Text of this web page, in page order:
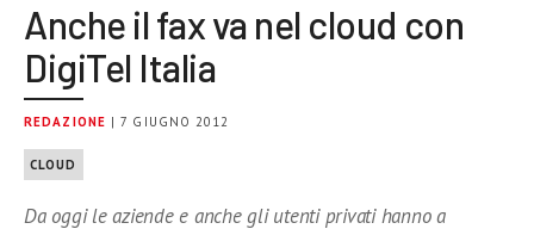
Anche il fax va nel cloud con
DigiTel Italia
REDAZIONE | 7 GIUGNO 2012
CLOUD
Da oggi le aziende e anche gli utenti privati hanno a